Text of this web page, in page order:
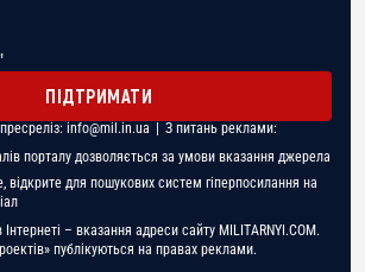
ПІДТРИМАТИ
info@mil.in.ua | З питань реклами:
порталу дозволяється за умови вказання джерела
відкрите для пошукових систем гіперпосилання на
Інтернеті – вказання адреси сайту MILITARNYI.COM.
публікуються на правах реклами.